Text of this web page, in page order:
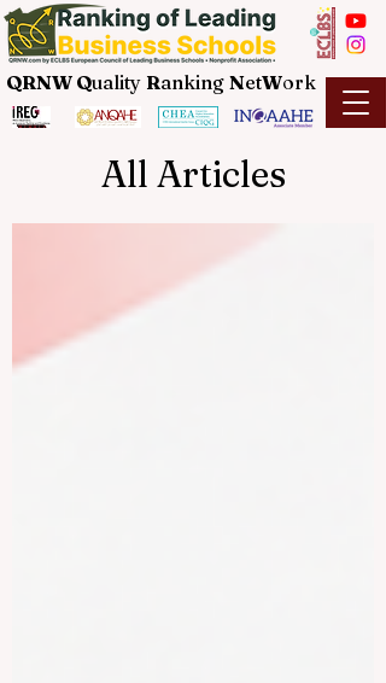
QRNW Quality Ranking NetWork
All Articles